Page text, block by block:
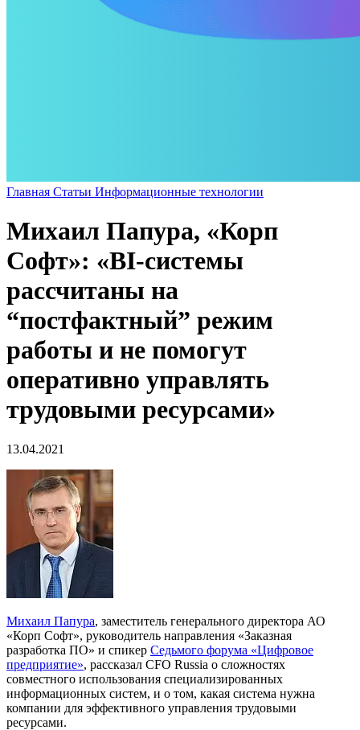
Главная Статьи Информационные технологии
Михаил Папура, «Корп
Софт»: «BI-системы
рассчитаны на
“постфактный” режим
работы и не помогут
оперативно управлять
трудовыми ресурсами»
13.04.2021
Михаил Папура, заместитель генерального директора АО
«Корп Софт», руководитель направления «Заказная
разработка ПО» и спикер Седьмого форума «Цифровое
предприятие», рассказал CFO Russia о сложностях
совместного использования специализированных
информационных систем, и о том, какая система нужна
компании для эффективного управления трудовыми
ресурсами.